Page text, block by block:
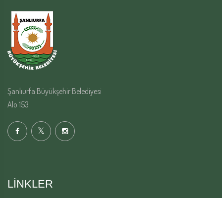
Şanlıurfa Büyükşehir Belediyesi
Alo 153
LINKLER